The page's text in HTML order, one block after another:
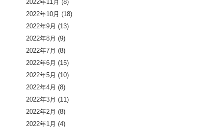
2022年11月 (8)
2022年10月 (18)
2022年9月 (13)
2022年8月 (9)
2022年7月 (8)
2022年6月 (15)
2022年5月 (10)
2022年4月 (8)
2022年3月 (11)
2022年2月 (8)
2022年1月 (4)